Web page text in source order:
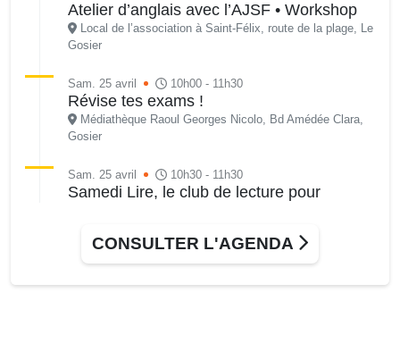
Atelier d’anglais avec l’AJSF • Workshop
Local de l’association à Saint-Félix, route de la plage, Le
Gosier
Sam. 25 avril 10h00 - 11h30
Révise tes exams !
Médiathèque Raoul Georges Nicolo, Bd Amédée Clara,
Gosier
Sam. 25 avril 10h30 - 11h30
Samedi Lire, le club de lecture pour
CONSULTER L'AGENDA